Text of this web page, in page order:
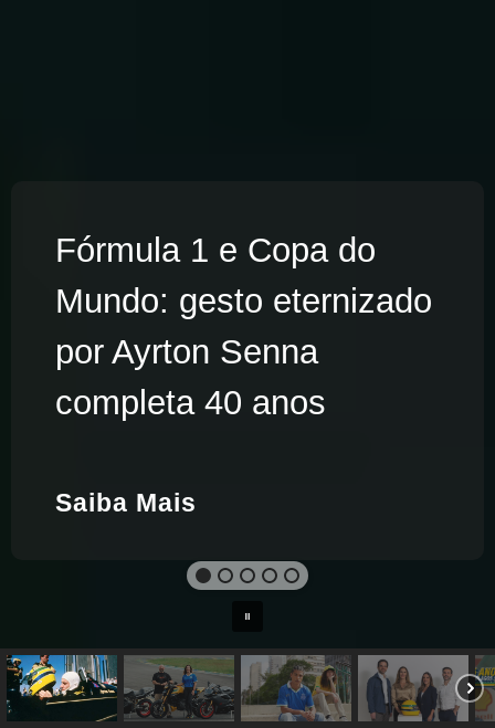
Fórmula 1 e Copa do
Mundo: gesto eternizado
por Ayrton Senna
completa 40 anos
Saiba Mais